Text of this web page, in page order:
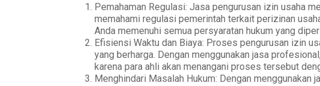
Pemahaman Regulasi: Jasa pengurusan izin usaha
memahami regulasi pemerintah terkait perizinan
Anda memenuhi semua persyaratan hukum yang
Efisiensi Waktu dan Biaya: Proses pengurusan izin
yang berharga. Dengan menggunakan jasa
karena para ahli akan menangani proses tersebut
Menghindari Masalah Hukum: Dengan menggunakan